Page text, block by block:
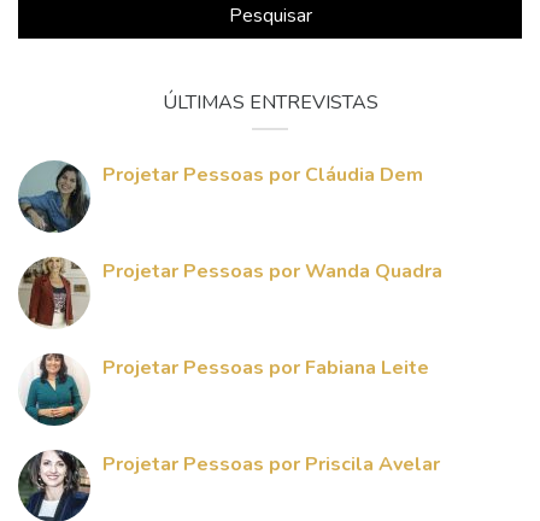
Pesquisar
ÚLTIMAS ENTREVISTAS
Projetar Pessoas por Cláudia Dem
Projetar Pessoas por Wanda Quadra
Projetar Pessoas por Fabiana Leite
Projetar Pessoas por Priscila Avelar